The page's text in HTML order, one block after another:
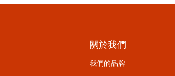
關於我們
我們的品牌